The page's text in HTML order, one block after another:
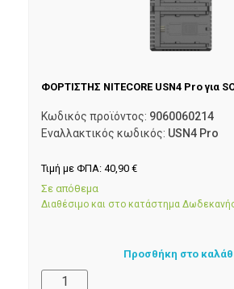
ΦΟΡΤΙΣΤΗΣ NITECORE USN4 Pro για
Κωδικός προϊόντος: 9060060214
Εναλλακτικός κωδικός: USN4 Pro
Τιμή με ΦΠΑ: 40,90 €
Σε απόθεμα
Διαθέσιμο και στο κατάστημα
Προσθήκη στο